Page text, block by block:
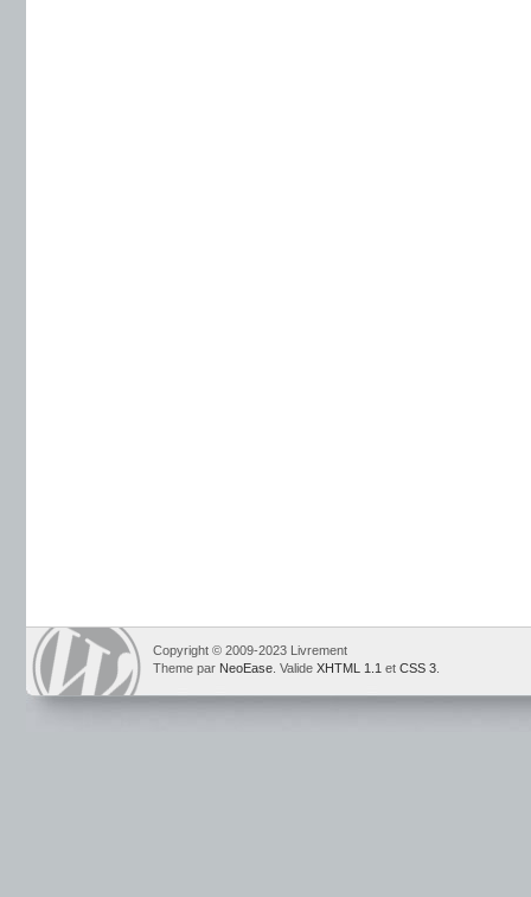
Copyright © 2009-2023 Livrement
Theme par NeoEase . Valide XHTML 1.1 et CSS 3